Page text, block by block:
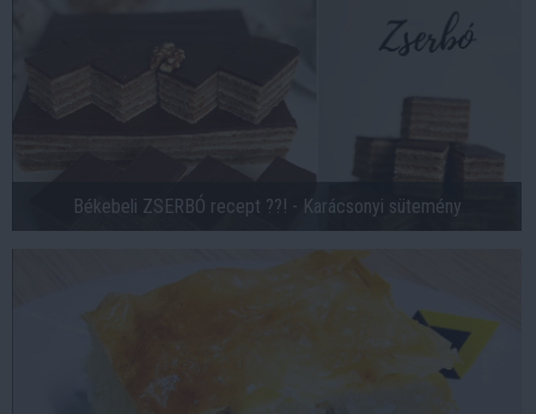
Békebeli ZSERBÓ recept ??! - Karácsonyi sütemény